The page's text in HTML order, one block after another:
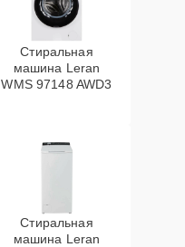
Стиральная
машина Leran
WMS 97148 AWD3
Стиральная
машина Leran